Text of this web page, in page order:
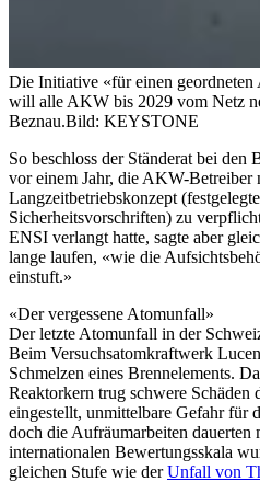
Die Initiative «für einen geordneten
will alle AKW bis 2029 vom Netz
Beznau.Bild: KEYSTONE
So beschloss der Ständerat bei den
vor einem Jahr, die AKW-Betreiber
Langzeitbetriebskonzept
Sicherheitsvorschriften) zu
ENSI verlangt hatte, sagte aber
lange laufen, «wie die
einstuft.»
«Der vergessene Atomunfall»
Der letzte Atomunfall in der
Beim Versuchsatomkraftwerk
Schmelzen eines Brennelements.
Reaktorkern trug schwere Schäden
eingestellt, unmittelbare Gefahr für
doch die Aufräumarbeiten dauerten
internationalen Bewertungsskala
gleichen Stufe wie derUnfall von